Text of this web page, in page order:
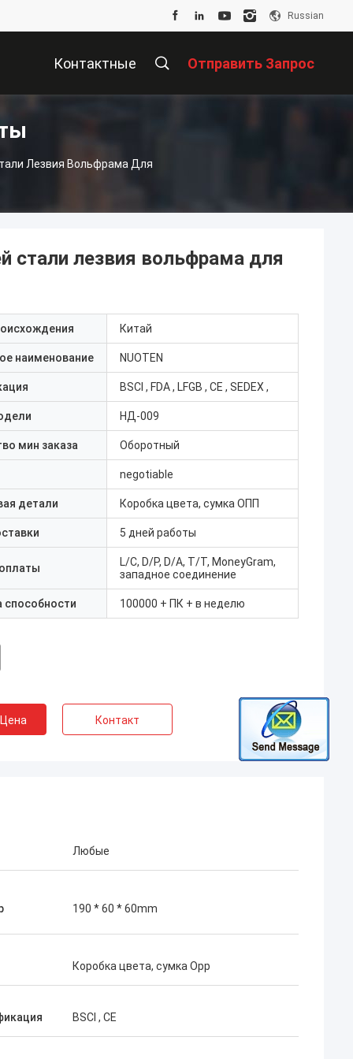
Russian
Контактные Отправить Запрос
Лезвия Вольфрама Для
лезвия вольфрама для
Китай
наименование NUOTEN
BSCI , FDA , LFGB , CE , SEDEX ,
НД-009
мин заказа Оборотный
negotiable
детали Коробка цвета, сумка ОПП
5 дней работы
L/C, D/P, D/A, T/T, MoneyGram,
западное соединение
способности 100000 + ПК + в неделю
Контакт
Любые
190 * 60 * 60mm
Коробка цвета, сумка Opp
BSCI , CE